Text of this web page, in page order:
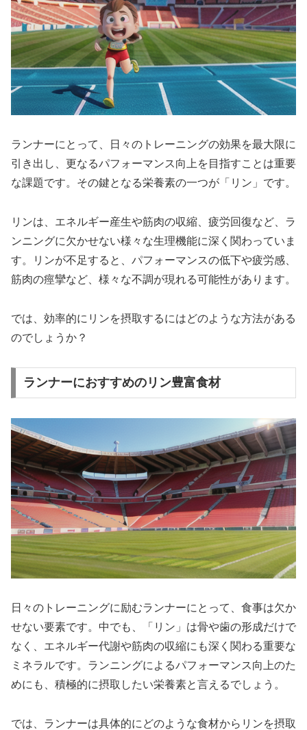
ランナーにとって、日々のトレーニングの効果を最大限に
引き出し、更なるパフォーマンス向上を目指すことは重要
な課題です。その鍵となる栄養素の一つが「リン」です。
リンは、エネルギー産生や筋肉の収縮、疲労回復など、ラ
ンニングに欠かせない様々な生理機能に深く関わっていま
す。
リンが不足すると、パフォーマンスの低下や疲労感、
筋肉の痙攣など、様々な不調が現れる可能性があります。
では、効率的にリンを摂取するにはどのような方法がある
のでしょうか？
ランナーにおすすめのリン豊富食材
日々のトレーニングに励むランナーにとって、食事は欠か
せない要素です。中でも、
「リン」は骨や歯の形成だけで
なく、エネルギー代謝や筋肉の収縮にも深く関わる重要な
ミネラルです。ランニングによるパフォーマンス向上のた
めにも、積極的に摂取したい栄養素と言えるでしょう。
では、ランナーは具体的にどのような食材からリンを摂取